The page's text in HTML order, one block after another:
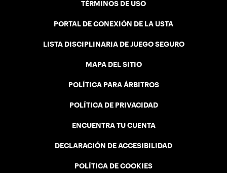
TÉRMINOS DE USO
PORTAL DE CONEXIÓN DE LA USTA
LISTA DISCIPLINARIA DE JUEGO SEGURO
MAPA DEL SITIO
POLÍTICA PARA ÁRBITROS
POLÍTICA DE PRIVACIDAD
ENCUENTRA TU CUENTA
DECLARACIÓN DE ACCESIBILIDAD
POLÍTICA DE COOKIES